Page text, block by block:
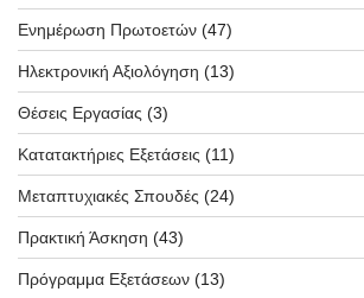
Ενημέρωση Πρωτοετών (47)
Ηλεκτρονική Αξιολόγηση (13)
Θέσεις Εργασίας (3)
Κατατακτήριες Εξετάσεις (11)
Μεταπτυχιακές Σπουδές (24)
Πρακτική Άσκηση (43)
Πρόγραμμα Εξετάσεων (13)